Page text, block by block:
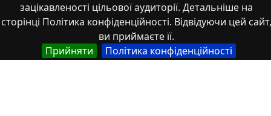
зацікавленості цільової аудиторії. Детальніше на
сторінці Політика конфіденційності. Відвідуючи цей сайт,
ви приймаєте її.
Прийняти
Політика конфіденційності
12-14